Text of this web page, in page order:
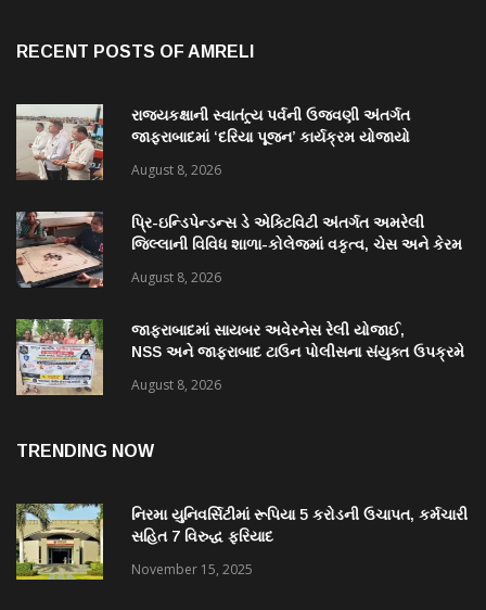
RECENT POSTS OF AMRELI
રાજ્યકક્ષાની સ્વાતંત્ર્ય પર્વની ઉજવણી અંતર્ગત
જાફરાબાદમાં ‘દરિયા પૂજન’ કાર્યક્રમ યોજાયો
August 8, 2026
પ્રિ-ઇન્ડિપેન્ડન્સ ડે એક્ટિવિટી અંતર્ગત અમરેલી
જિલ્લાની વિવિધ શાળા-કોલેજમાં વકૃત્વ, ચેસ અને કેરમ
August 8, 2026
જાફરાબાદમાં સાયબર અવેરનેસ રેલી યોજાઈ,
NSS અને જાફરાબાદ ટાઉન પોલીસના સંયુક્ત ઉપક્રમે
August 8, 2026
TRENDING NOW
નિરમા યુનિવર્સિટીમાં રૂપિયા 5 કરોડની ઉચાપત, કર્મચારી
સહિત 7 વિરુદ્ધ ફરિયાદ
November 15, 2025